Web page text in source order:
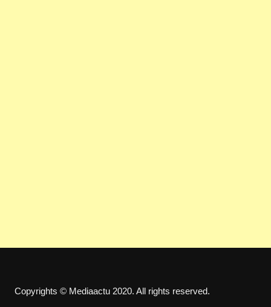
Copyrights © Mediaactu 2020. All rights reserved.